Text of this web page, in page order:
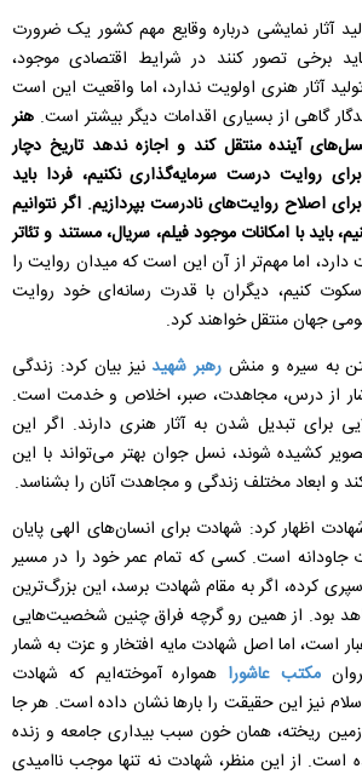
آثار نمایشی درباره وقایع مهم کشور یک ضرورت
برخی تصور کنند در شرایط اقتصادی موجود،
آثار هنری اولویت ندارد، اما واقعیت این است
گاهی از بسیاری اقدامات دیگر بیشتر است. هنر
آینده منتقل کند و اجازه ندهد تاریخ دچار
روایت درست سرمایه‌گذاری نکنیم، فردا باید
اصلاح روایت‌های نادرست بپردازیم. اگر نتوانیم
باید با امکانات موجود فیلم، سریال، مستند و تئاتر
دارد، اما مهم‌تر از آن این است که میدان روایت را
کنیم، دیگران با قدرت رسانه‌ای خود روایت
جهان منتقل خواهند کرد.
به سیره و منش رهبر شهید نیز بیان کرد: زندگی
از درس، مجاهدت، صبر، اخلاص و خدمت است.
برای تبدیل شدن به آثار هنری دارند. اگر این
کشیده شوند، نسل جوان بهتر می‌تواند با این
و ابعاد مختلف زندگی و مجاهدت آنان را بشناسد.
اظهار کرد: شهادت برای انسان‌های الهی پایان
جاودانه است. کسی که تمام عمر خود را در مسیر
کرده، اگر به مقام شهادت برسد، این بزرگ‌ترین
بود. از همین رو گرچه فراق چنین شخصیت‌هایی
است، اما اصل شهادت مایه افتخار و عزت به شمار
مکتب عاشورا همواره آموخته‌ایم که شهادت
نیز این حقیقت را بارها نشان داده است. هر جا
ریخته، همان خون سبب بیداری جامعه و زنده
از این منظر، شهادت نه تنها موجب ناامیدی